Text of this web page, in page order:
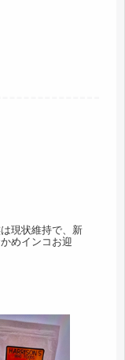
現状維持で、新
めインコお迎